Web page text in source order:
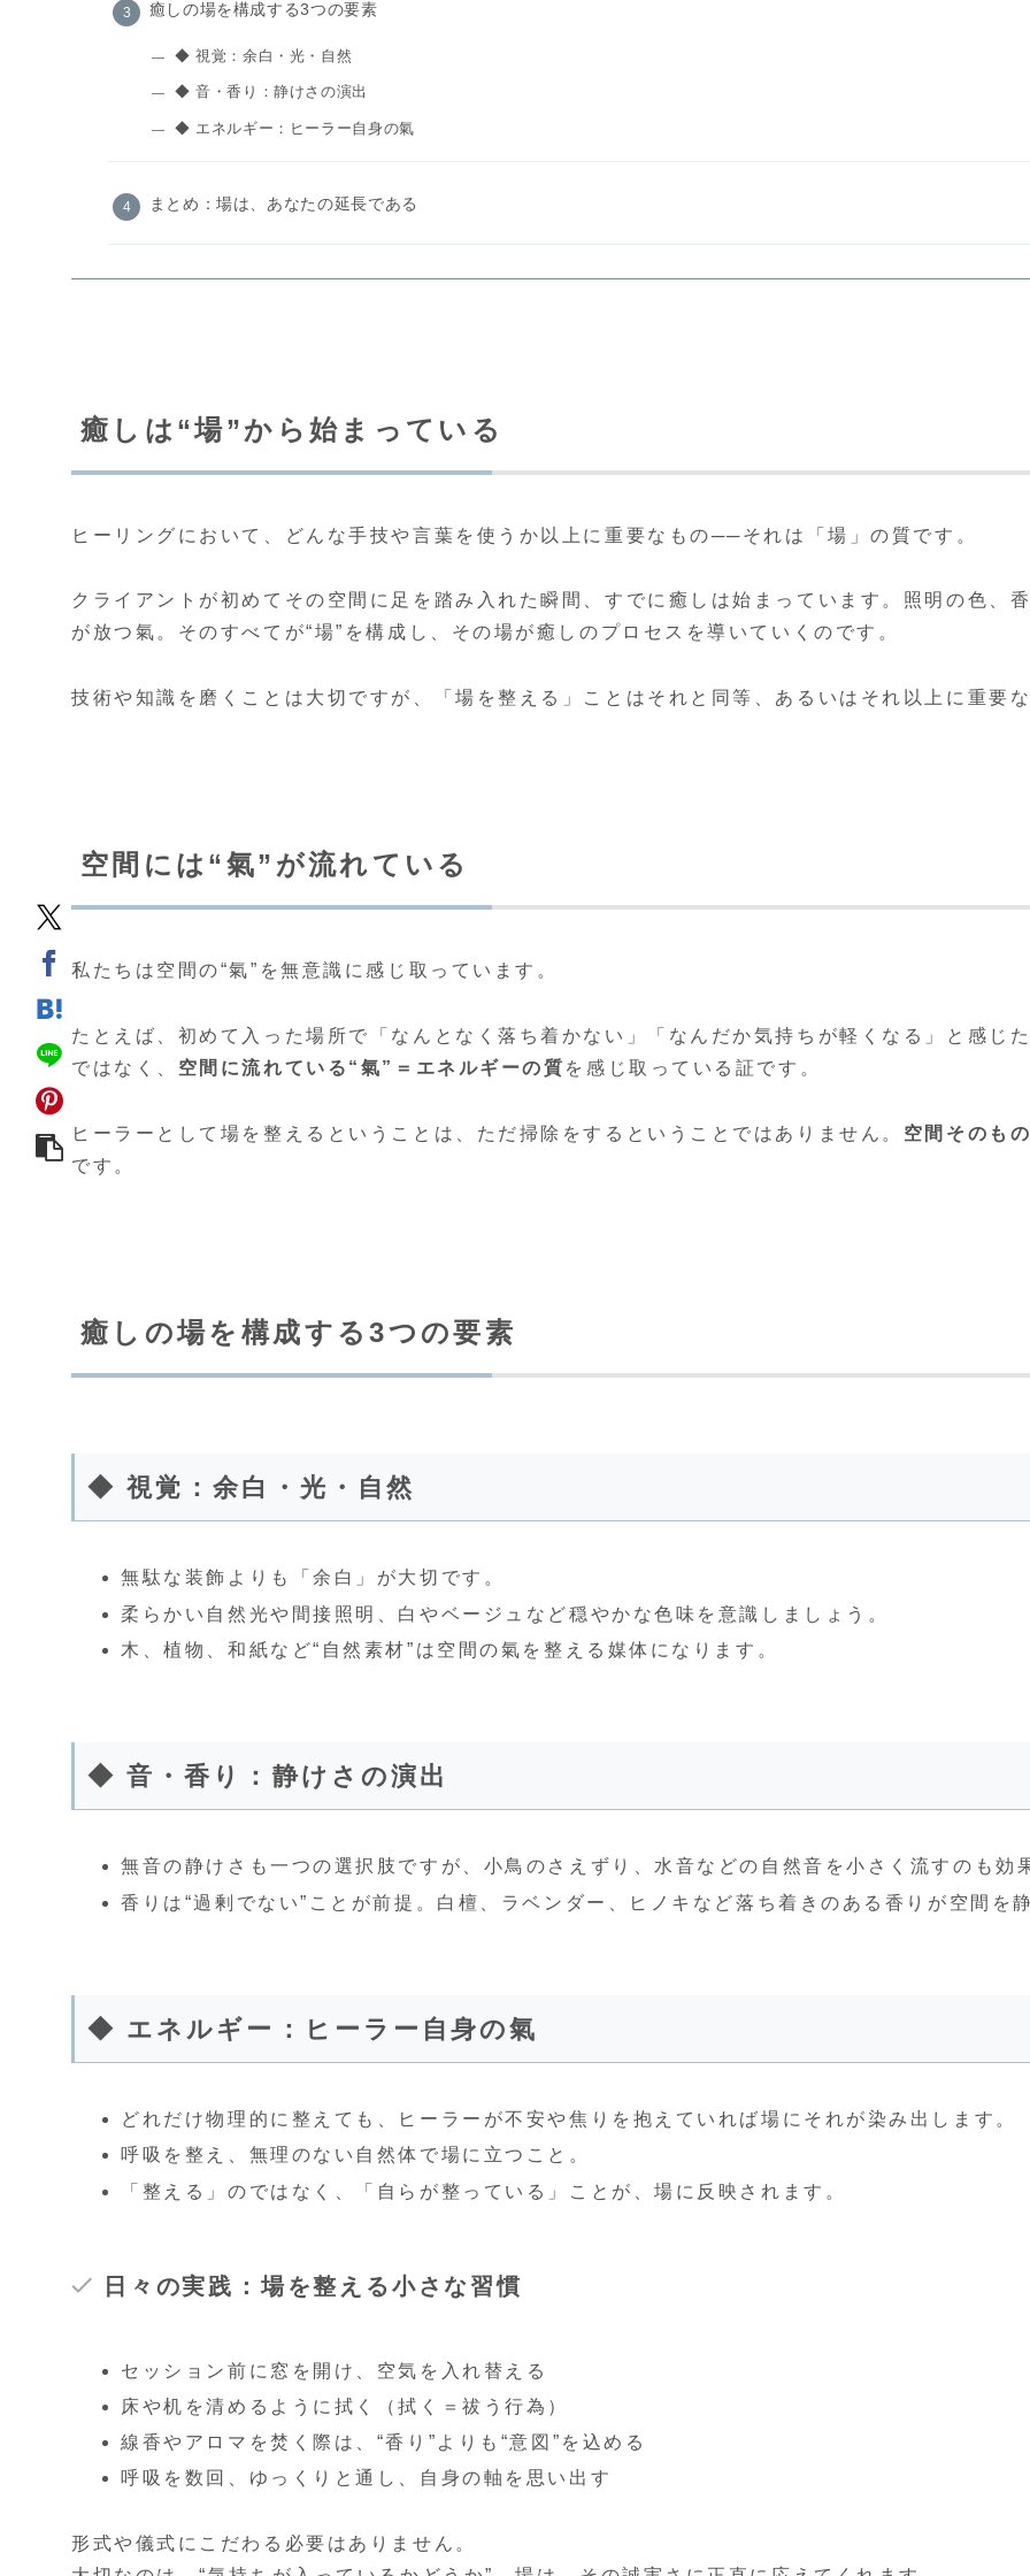
癒しの場を構成する3つの要素
◆ 視覚：余白・光・自然
◆ 音・香り：静けさの演出
◆ エネルギー：ヒーラー自身の氣
まとめ：場は、あなたの延長である
癒しは“場”から始まっている
ヒーリングにおいて、どんな手技や言葉を使うか以上に重要なもの──それは「場」の質です。
クライアントが初めてその空間に足を踏み入れた瞬間、すでに癒しは始まっています。照明の色、
が放つ氣。そのすべてが“場”を構成し、その場が癒しのプロセスを導いていくのです。
技術や知識を磨くことは大切ですが、「場を整える」ことはそれと同等、あるいはそれ以上に重要な
空間には“氣”が流れている
私たちは空間の“氣”を無意識に感じ取っています。
たとえば、初めて入った場所で「なんとなく落ち着かない」「なんだか気持ちが軽くなる」と感じ
ではなく、 空間に流れている“氣”＝エネルギーの質 を感じ取っている証です。
ヒーラーとして場を整えるということは、ただ掃除をするということではありません。 空間そのも
です。
癒しの場を構成する3つの要素
◆ 視覚：余白・光・自然
無駄な装飾よりも「余白」が大切です。
柔らかい自然光や間接照明、白やベージュなど穏やかな色味を意識しましょう。
木、植物、和紙など“自然素材”は空間の氣を整える媒体になります。
◆ 音・香り：静けさの演出
無音の静けさも一つの選択肢ですが、小鳥のさえずり、水音などの自然音を小さく流すのも効
香りは“過剰でない”ことが前提。白檀、ラベンダー、ヒノキなど落ち着きのある香りが空間を
◆ エネルギー：ヒーラー自身の氣
どれだけ物理的に整えても、ヒーラーが不安や焦りを抱えていれば場にそれが染み出します。
呼吸を整え、無理のない自然体で場に立つこと。
「整える」のではなく、「自らが整っている」ことが、場に反映されます。
日々の実践：場を整える小さな習慣
セッション前に窓を開け、空気を入れ替える
床や机を清めるように拭く（拭く＝祓う行為）
線香やアロマを焚く際は、“香り”よりも“意図”を込める
呼吸を数回、ゆっくりと通し、自身の軸を思い出す
形式や儀式にこだわる必要はありません。